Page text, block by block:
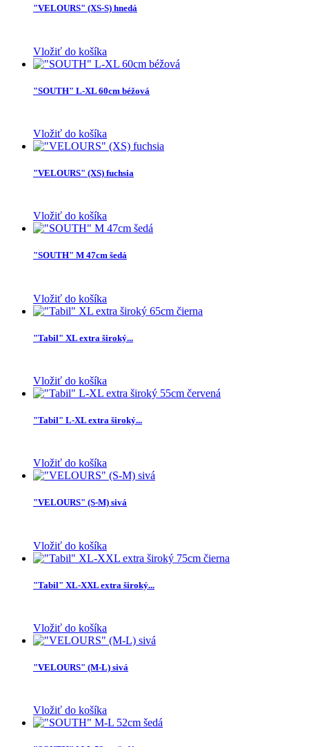
"VELOURS" (XS-S) hnedá
Vložiť do košíka
"SOUTH" L-XL 60cm béžová
Vložiť do košíka
"VELOURS" (XS) fuchsia
Vložiť do košíka
"SOUTH" M 47cm šedá
Vložiť do košíka
"Tabil" XL extra široký...
Vložiť do košíka
"Tabil" L-XL extra široký...
Vložiť do košíka
"VELOURS" (S-M) sivá
Vložiť do košíka
"Tabil" XL-XXL extra široký...
Vložiť do košíka
"VELOURS" (M-L) sivá
Vložiť do košíka